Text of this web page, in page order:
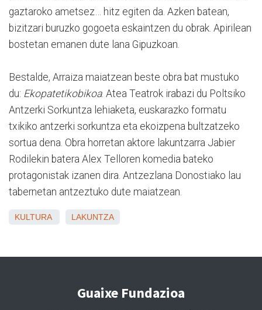
gaztaroko ametsez… hitz egiten da. Azken batean,
bizitzari buruzko gogoeta eskaintzen du obrak. Apirilean
bostetan emanen dute lana Gipuzkoan.
Bestalde, Arraiza maiatzean beste obra bat mustuko
du: Ekopatetikobikoa. Atea Teatrok irabazi du Poltsiko
Antzerki Sorkuntza lehiaketa, euskarazko formatu
txikiko antzerki sorkuntza eta ekoizpena bultzatzeko
sortua dena. Obra horretan aktore lakuntzarra Jabier
Rodilekin batera Alex Telloren komedia bateko
protagonistak izanen dira. Antzezlana Donostiako lau
tabernetan antzeztuko dute maiatzean.
KULTURA LAKUNTZA
Guaixe Fundazioa